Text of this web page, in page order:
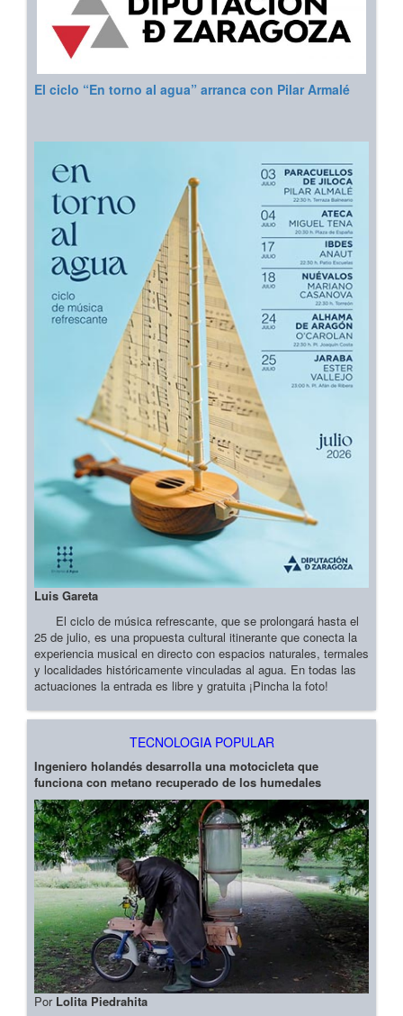
El ciclo “En torno al agua” arranca con Pilar Armalé
Luis Gareta
El ciclo de música refrescante, que se prolongará hasta el
25 de julio, es una propuesta cultural itinerante que conecta la
experiencia musical en directo con espacios naturales, termales
y localidades históricamente vinculadas al agua. En todas las
actuaciones la entrada es libre y gratuita ¡Pincha la foto!
TECNOLOGIA POPULAR
Ingeniero holandés desarrolla una motocicleta que
funciona con metano recuperado de los humedales
Por Lolita Piedrahita